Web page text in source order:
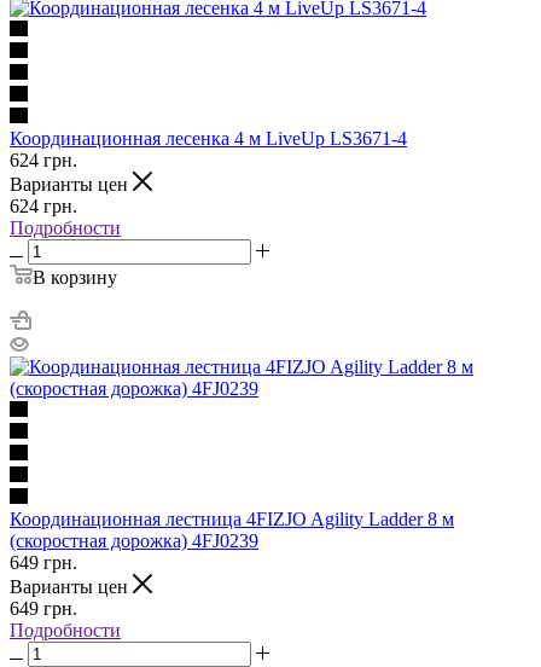
Координационная лесенка 4 м LiveUp LS3671-4
624 грн.
Варианты цен
624 грн.
Подробности
В корзину
Координационная лестница 4FIZJO Agility Ladder 8 м
(скоростная дорожка) 4FJ0239
649 грн.
Варианты цен
649 грн.
Подробности